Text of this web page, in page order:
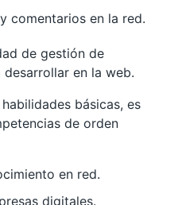
comentarios en la red.
de gestión de
en la web.
básicas, es
de orden
en red.
digitales.